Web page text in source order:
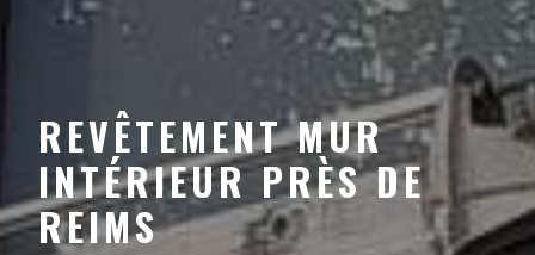
REVÊTEMENT MUR
INTÉRIEUR PRÈS DE
REIMS